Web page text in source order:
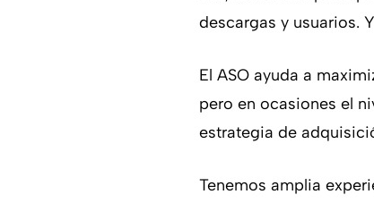
descargas y usuarios.
El ASO ayuda a
pero en ocasiones el
estrategia de
Tenemos amplia